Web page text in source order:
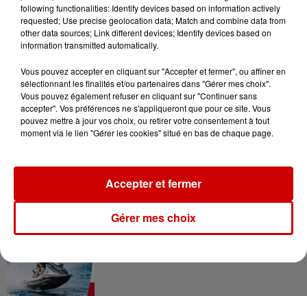
Gagnez vos entrées pour le
Mans !
Alouette vous invite à
Le Duel - Gagnez votre balade
following functionalities: Identify devices based on information actively
requested; Use precise geolocation data; Match and combine data from
other data sources; Link different devices; Identify devices based on
information transmitted automatically.
Vous pouvez accepter en cliquant sur "Accepter et fermer", ou affiner en
sélectionnant les finalités et/ou partenaires dans "Gérer mes choix".
Vous pouvez également refuser en cliquant sur "Continuer sans
accepter". Vos préférences ne s'appliqueront que pour ce site. Vous
pouvez mettre à jour vos choix, ou retirer votre consentement à tout
moment via le lien "Gérer les cookies" situé en bas de chaque page.
Gérer mes choix
Accepter et fermer